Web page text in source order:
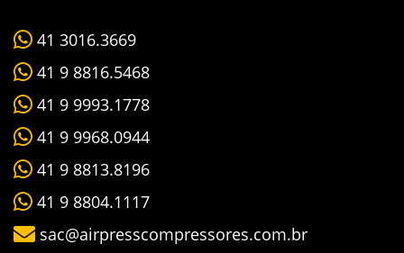
41 3016.3669
41 9 8816.5468
41 9 9993.1778
41 9 9968.0944
41 9 8813.8196
41 9 8804.1117
sac@airpresscompressores.com.br